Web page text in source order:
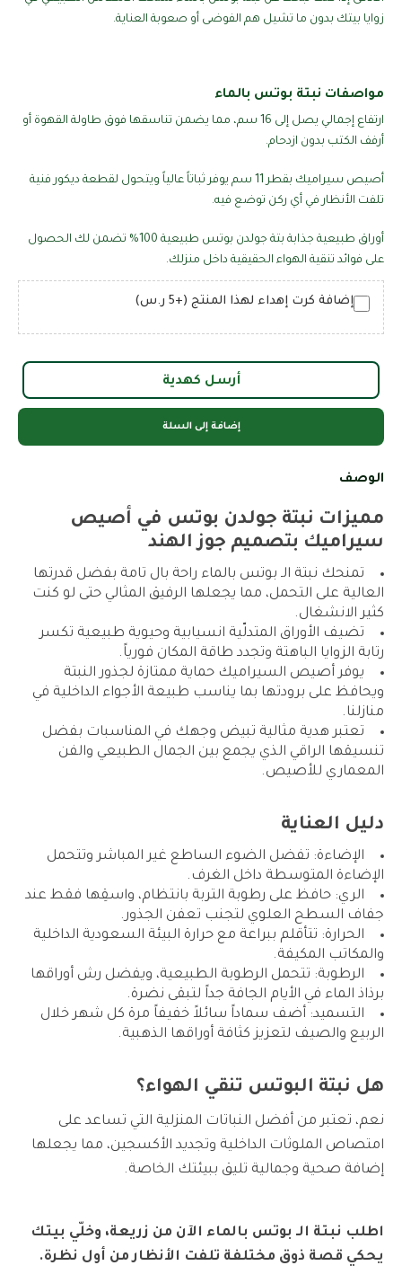
زوايا بيتك بدون ما تشيل هم الفوضى أو صعوبة العناية.
مواصفات نبتة بوتس بالماء
ارتفاع إجمالي يصل إلى 16 سم، مما يضمن تناسقها فوق طاولة القهوة أو
أرفف الكتب بدون ازدحام.
أصيص سيراميك بقطر 11 سم يوفر ثباتاً عالياً ويتحول لقطعة ديكور فنية
تلفت الأنظار في أي ركن توضع فيه.
أوراق طبيعية جذابة بتة جولدن بوتس طبيعية 100% تضمن لك الحصول
على فوائد تنقية الهواء الحقيقية داخل منزلك.
إضافة كرت إهداء لهذا المنتج (+5 ر.س)
إضافة إلى السلة
أرسل كهدية
الوصف
مميزات نبتة جولدن بوتس في أصيص
سيراميك بتصميم جوز الهند
تمنحك نبتة الـ بوتس بالماء راحة بال تامة بفضل قدرتها
العالية على التحمل، مما يجعلها الرفيق المثالي حتى لو كنت
كثير الانشغال.
تضيف الأوراق المتدلّية انسيابية وحيوية طبيعية تكسر
رتابة الزوايا الباهتة وتجدد طاقة المكان فورياً.
يوفر أصيص السيراميك حماية ممتازة لجذور النبتة
ويحافظ على برودتها بما يناسب طبيعة الأجواء الداخلية في
منازلنا.
تعتبر هدية مثالية تبيض وجهك في المناسبات بفضل
تنسيقها الراقي الذي يجمع بين الجمال الطبيعي والفن
المعماري للأصيص.
دليل العناية
الإضاءة: تفضل الضوء الساطع غير المباشر وتتحمل
الإضاءة المتوسطة داخل الغرف.
الري: حافظ على رطوبة التربة بانتظام، واسقِها فقط عند
جفاف السطح العلوي لتجنب تعفن الجذور.
الحرارة: تتأقلم ببراعة مع حرارة البيئة السعودية الداخلية
والمكاتب المكيفة.
الرطوبة: تتحمل الرطوبة الطبيعية، ويفضل رش أوراقها
برذاذ الماء في الأيام الجافة جداً لتبقى نضرة.
التسميد: أضف سماداً سائلاً خفيفاً مرة كل شهر خلال
الربيع والصيف لتعزيز كثافة أوراقها الذهبية.
هل نبتة البوتس تنقي الهواء؟
نعم، تعتبر من أفضل النباتات المنزلية التي تساعد على
امتصاص الملوثات الداخلية وتجديد الأكسجين، مما يجعلها
إضافة صحية وجمالية تليق ببيئتك الخاصة.
اطلب نبتة الـ بوتس بالماء الآن من زريعة، وخلّي بيتك
يحكي قصة ذوق مختلفة تلفت الأنظار من أول نظرة.